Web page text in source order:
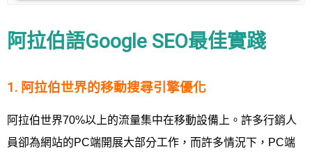
阿拉伯語Google SEO最佳實踐
1. 阿拉伯世界的移動搜尋引擎優化
阿拉伯世界70%以上的流量集中在移動設備上。許多行銷人
員卻為網站的PC端開展大部分工作，而許多情況下，PC端